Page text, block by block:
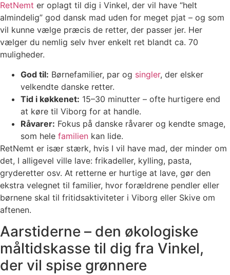
RetNemt er oplagt til dig i Vinkel, der vil have “helt
almindelig” god dansk mad uden for meget pjat – og som
vil kunne vælge præcis de retter, der passer jer. Her
vælger du nemlig selv hver enkelt ret blandt ca. 70
muligheder.
God til: Børnefamilier, par og singler, der elsker
velkendte danske retter.
Tid i køkkenet: 15–30 minutter – ofte hurtigere end
at køre til Viborg for at handle.
Råvarer: Fokus på danske råvarer og kendte smage,
som hele familien kan lide.
RetNemt er især stærk, hvis I vil have mad, der minder om
det, I alligevel ville lave: frikadeller, kylling, pasta,
gryderetter osv. At retterne er hurtige at lave, gør den
ekstra velegnet til familier, hvor forældrene pendler eller
børnene skal til fritidsaktiviteter i Viborg eller Skive om
aftenen.
Aarstiderne – den økologiske
måltidskasse til dig fra Vinkel,
der vil spise grønnere